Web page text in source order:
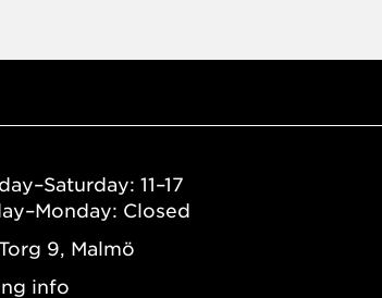
11–17
Closed
9, Malmö
info